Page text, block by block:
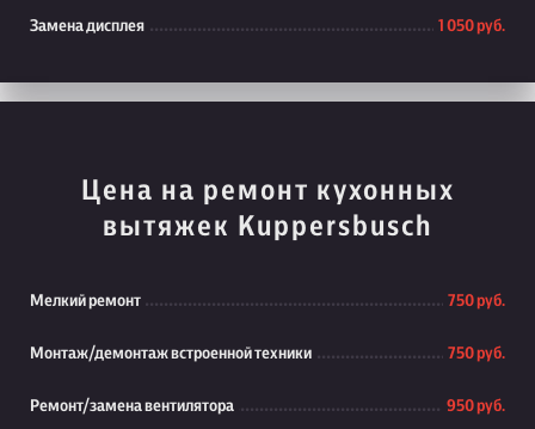
Замена дисплея 1 050 руб.
Цена на ремонт кухонных
вытяжек Kuppersbusch
Мелкий ремонт 750 руб.
Монтаж/демонтаж встроенной техники 750 руб.
Ремонт/замена вентилятора 950 руб.